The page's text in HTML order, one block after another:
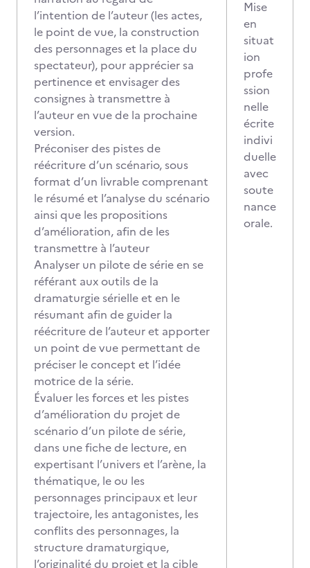
l’intention de l’auteur (les actes,
le point de vue, la construction
des personnages et la place du
spectateur), pour apprécier sa
pertinence et envisager des
consignes à transmettre à
l’auteur en vue de la prochaine
version.
Préconiser des pistes de
réécriture d’un scénario, sous
format d’un livrable comprenant
le résumé et l’analyse du scénario
ainsi que les propositions
d’amélioration, afin de les
transmettre à l’auteur
Analyser un pilote de série en se
référant aux outils de la
dramaturgie sérielle et en le
résumant afin de guider la
réécriture de l’auteur et apporter
un point de vue permettant de
préciser le concept et l’idée
motrice de la série.
Évaluer les forces et les pistes
d’amélioration du projet de
scénario d’un pilote de série,
dans une fiche de lecture, en
expertisant l’univers et l’arène, la
thématique, le ou les
personnages principaux et leur
trajectoire, les antagonistes, les
conflits des personnages, la
structure dramaturgique,
l’originalité du projet et la cible
Mise
en
situat
ion
profe
ssion
nelle
écrite
indivi
duelle
avec
soute
nance
orale.